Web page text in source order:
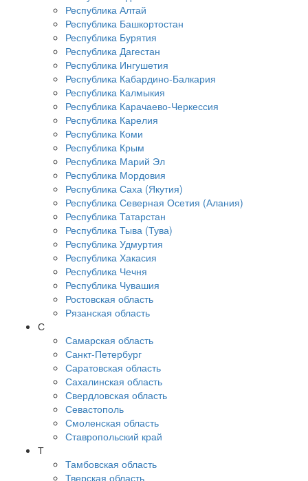
Республика Алтай
Республика Башкортостан
Республика Бурятия
Республика Дагестан
Республика Ингушетия
Республика Кабардино-Балкария
Республика Калмыкия
Республика Карачаево-Черкессия
Республика Карелия
Республика Коми
Республика Крым
Республика Марий Эл
Республика Мордовия
Республика Саха (Якутия)
Республика Северная Осетия (Алания)
Республика Татарстан
Республика Тыва (Тува)
Республика Удмуртия
Республика Хакасия
Республика Чечня
Республика Чувашия
Ростовская область
Рязанская область
С
Самарская область
Санкт-Петербург
Саратовская область
Сахалинская область
Свердловская область
Севастополь
Смоленская область
Ставропольский край
Т
Тамбовская область
Тверская область